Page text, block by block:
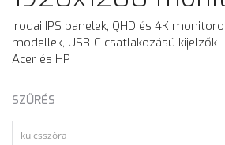
Irodai IPS panelek, QHD és 4K
modellek, USB-C csatlakozású kijelzők
Acer és HP
SZŰRÉS